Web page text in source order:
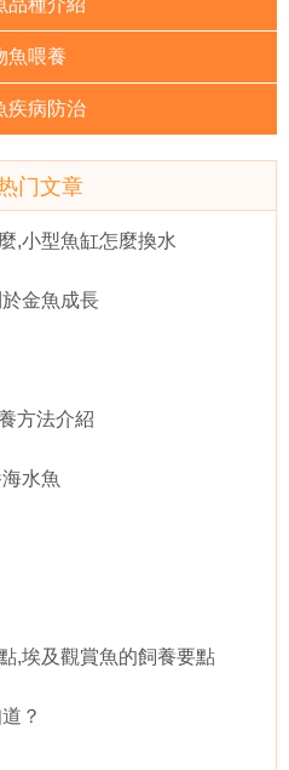
品種介紹
魚喂養
疾病防治
门文章
,小型魚缸怎麼換水
金魚成長
方法介紹
水魚
,埃及觀賞魚的飼養要點
？